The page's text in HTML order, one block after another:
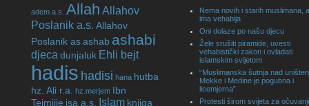
adem a.s. Allah Allahov
Poslanik a.s. Allahov
Poslanik asashab ashabi
djeca dunjaluk Ehli bejt
hadis hadisi hana hutba
hz. Ali r.a.
hz.merjem Ibn
Tejmijje isa a.s. Islam knjiga
Nema novih i starih muslimana,
ima vehabija
Oni dolaze po našu djecu
Žele srušiti piramide, uvesti
vehabistički zakon i ovladati
islamskim svijetom
“Muslimanska šutnja nad
Mekke i Medine je pogubna i
licemjerna”
Protesti širom svijeta za